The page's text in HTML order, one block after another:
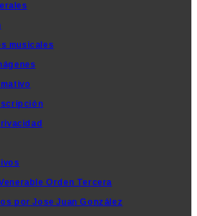
musicales
Orden Tercera
por Jose Juan González